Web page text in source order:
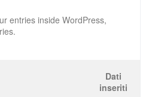
entries inside WordPress,
Dati
inseriti